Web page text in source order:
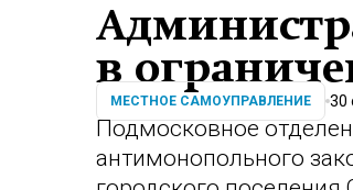
в
МЕСТНОЕ САМОУПРАВЛЕНИЕ 30
Подмосковное
антимонопольного